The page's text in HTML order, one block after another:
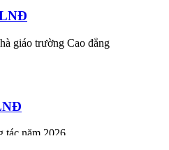
giáo trường Cao đẳng
tác năm 2026